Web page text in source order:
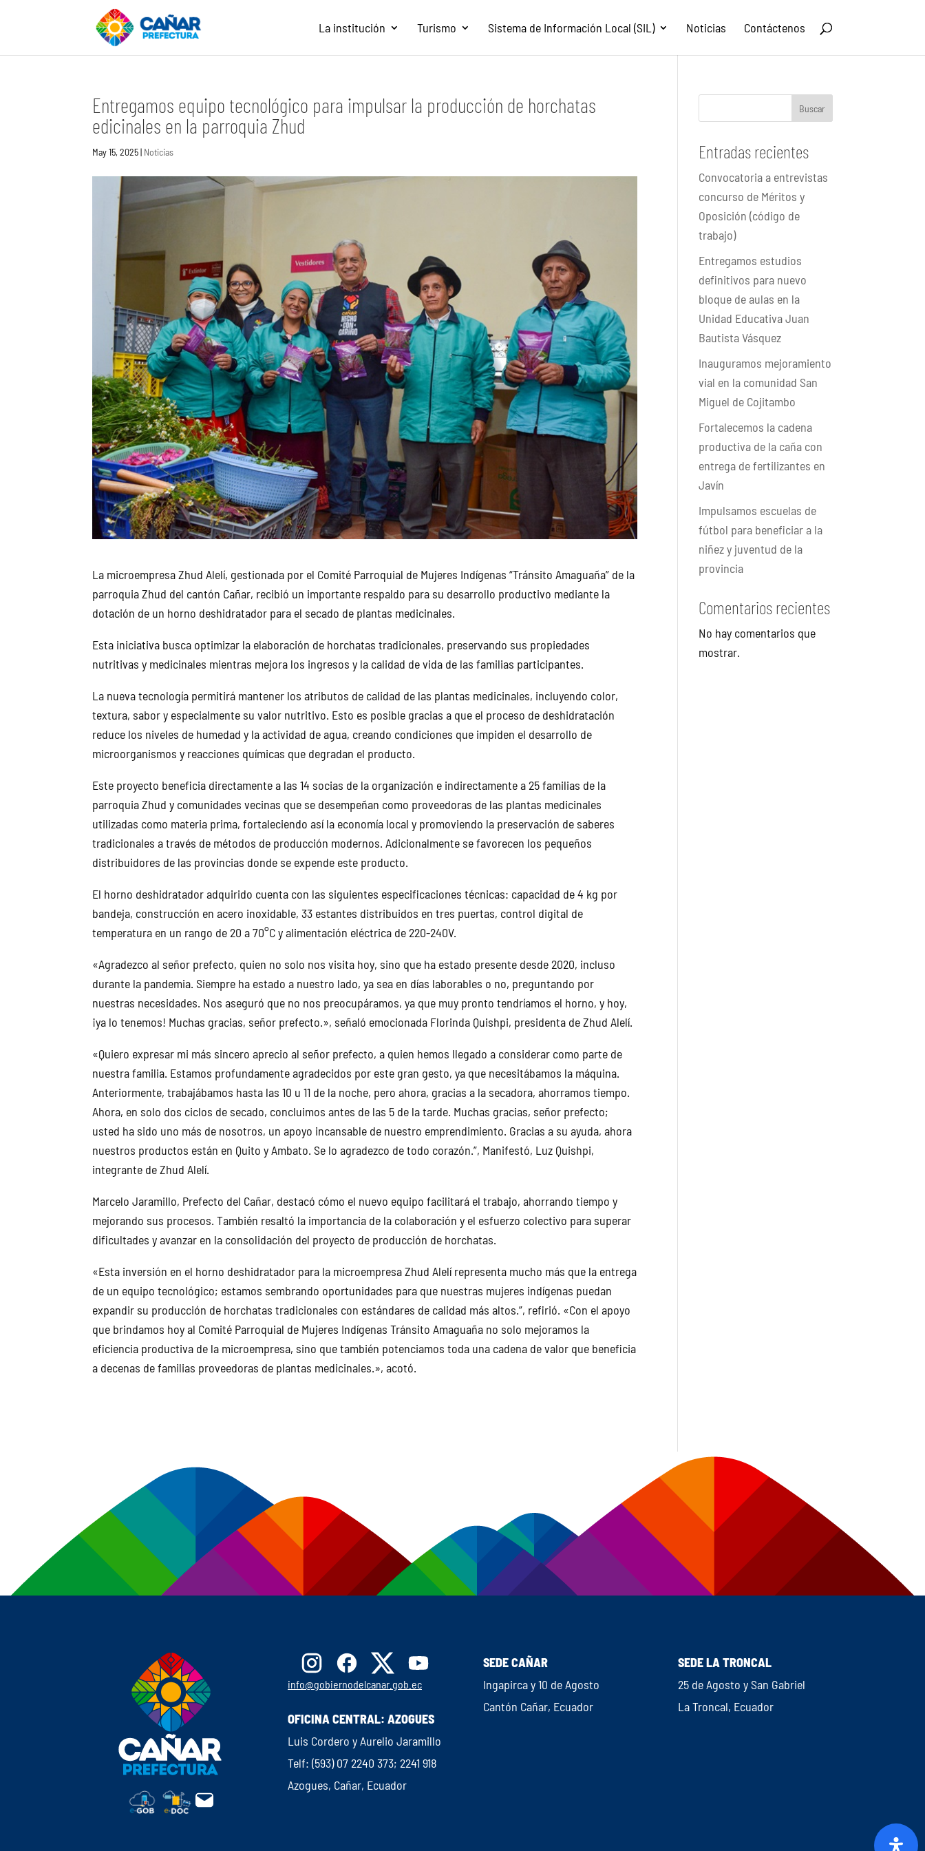
La institución Turismo Sistema de Información Local (SIL) Noticias Contáctenos
Entregamos equipo tecnológico para impulsar la producción de horchatas
edicinales en la parroquia Zhud
May 15, 2025| Noticias
La microempresa Zhud Alelí, gestionada por el Comité Parroquial de Mujeres Indígenas “Tránsito Amaguaña” de la
parroquia Zhud del cantón Cañar, recibió un importante respaldo para su desarrollo productivo mediante la
dotación de un horno deshidratador para el secado de plantas medicinales.
Esta iniciativa busca optimizar la elaboración de horchatas tradicionales, preservando sus propiedades
nutritivas y medicinales mientras mejora los ingresos y la calidad de vida de las familias participantes.
La nueva tecnología permitirá mantener los atributos de calidad de las plantas medicinales, incluyendo color,
textura, sabor y especialmente su valor nutritivo. Esto es posible gracias a que el proceso de deshidratación
reduce los niveles de humedad y la actividad de agua, creando condiciones que impiden el desarrollo de
microorganismos y reacciones químicas que degradan el producto.
Este proyecto beneficia directamente a las 14 socias de la organización e indirectamente a 25 familias de la
parroquia Zhud y comunidades vecinas que se desempeñan como proveedoras de las plantas medicinales
utilizadas como materia prima, fortaleciendo así la economía local y promoviendo la preservación de saberes
tradicionales a través de métodos de producción modernos. Adicionalmente se favorecen los pequeños
distribuidores de las provincias donde se expende este producto.
El horno deshidratador adquirido cuenta con las siguientes especificaciones técnicas: capacidad de 4 kg por
bandeja, construcción en acero inoxidable, 33 estantes distribuidos en tres puertas, control digital de
temperatura en un rango de 20 a 70°C y alimentación eléctrica de 220-240V.
«Agradezco al señor prefecto, quien no solo nos visita hoy, sino que ha estado presente desde 2020, incluso
durante la pandemia. Siempre ha estado a nuestro lado, ya sea en días laborables o no, preguntando por
nuestras necesidades. Nos aseguró que no nos preocupáramos, ya que muy pronto tendríamos el horno, y hoy,
¡ya lo tenemos! Muchas gracias, señor prefecto.», señaló emocionada Florinda Quishpi, presidenta de Zhud Alelí.
«Quiero expresar mi más sincero aprecio al señor prefecto, a quien hemos llegado a considerar como parte de
nuestra familia. Estamos profundamente agradecidos por este gran gesto, ya que necesitábamos la máquina.
Anteriormente, trabajábamos hasta las 10 u 11 de la noche, pero ahora, gracias a la secadora, ahorramos tiempo.
Ahora, en solo dos ciclos de secado, concluimos antes de las 5 de la tarde. Muchas gracias, señor prefecto;
usted ha sido uno más de nosotros, un apoyo incansable de nuestro emprendimiento. Gracias a su ayuda, ahora
nuestros productos están en Quito y Ambato. Se lo agradezco de todo corazón.”, Manifestó, Luz Quishpi,
integrante de Zhud Alelí.
Marcelo Jaramillo, Prefecto del Cañar, destacó cómo el nuevo equipo facilitará el trabajo, ahorrando tiempo y
mejorando sus procesos. También resaltó la importancia de la colaboración y el esfuerzo colectivo para superar
dificultades y avanzar en la consolidación del proyecto de producción de horchatas.
«Esta inversión en el horno deshidratador para la microempresa Zhud Alelí representa mucho más que la entrega
de un equipo tecnológico; estamos sembrando oportunidades para que nuestras mujeres indígenas puedan
expandir su producción de horchatas tradicionales con estándares de calidad más altos.”, refirió. «Con el apoyo
que brindamos hoy al Comité Parroquial de Mujeres Indígenas Tránsito Amaguaña no solo mejoramos la
eficiencia productiva de la microempresa, sino que también potenciamos toda una cadena de valor que beneficia
a decenas de familias proveedoras de plantas medicinales.», acotó.
Buscar
Entradas recientes
Convocatoria a entrevistas
concurso de Méritos y
Oposición (código de
trabajo)
Entregamos estudios
definitivos para nuevo
bloque de aulas en la
Unidad Educativa Juan
Bautista Vásquez
Inauguramos mejoramiento
vial en la comunidad San
Miguel de Cojitambo
Fortalecemos la cadena
productiva de la caña con
entrega de fertilizantes en
Javín
Impulsamos escuelas de
fútbol para beneficiar a la
niñez y juventud de la
provincia
Comentarios recientes
No hay comentarios que
mostrar.
info@gobiernodelcanar.gob.ec
OFICINA CENTRAL: AZOGUES
Luis Cordero y Aurelio Jaramillo
Telf: (593) 07 2240 373; 2241 918
Azogues, Cañar, Ecuador
SEDE CAÑAR
Ingapirca y 10 de Agosto
Cantón Cañar, Ecuador
SEDE LA TRONCAL
25 de Agosto y San Gabriel
La Troncal, Ecuador